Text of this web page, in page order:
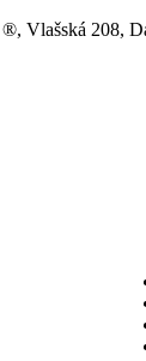
Vlašská 208,